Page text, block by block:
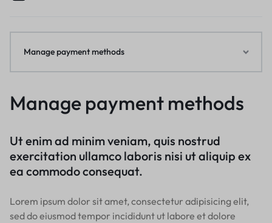
Manage payment methods
Ut enim ad minim veniam, quis nostrud
exercitation ullamco laboris nisi ut aliquip ex
ea commodo consequat.
Lorem ipsum dolor sit amet, consectetur adipisicing elit,
sed do eiusmod tempor incididunt ut labore et dolore
Manage payment methods